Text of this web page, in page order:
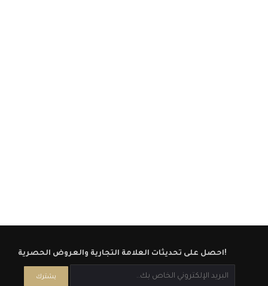
احصل على تحديثات العلامة التجارية والعروض الحصرية!